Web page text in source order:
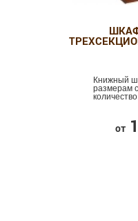
Книжный
размерам
количество
от